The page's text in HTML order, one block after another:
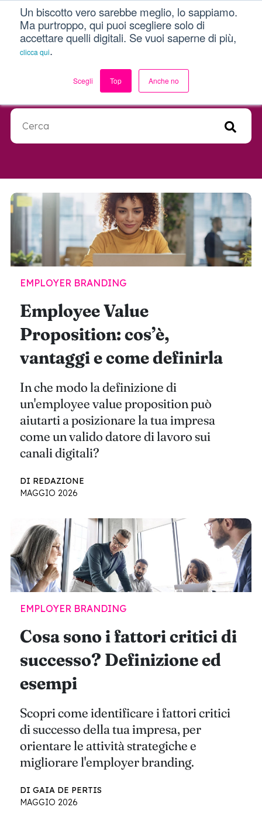
Un biscotto vero sarebbe meglio, lo sappiamo.
Ma purtroppo, qui puoi scegliere solo di
accettare quelli digitali. Se vuoi saperne di più,
clicca qui.
Scegli Top Anche no
Menu
Dici Davvero?!
Più di un semplice blog.
Questo è un campo di ricerca con una funzionalità di
EMPLOYER BRANDING
Employee Value
Proposition: cos’è,
vantaggi e come definirla
In che modo la definizione di
un'employee value proposition può
aiutarti a posizionare la tua impresa
come un valido datore di lavoro sui
canali digitali?
DI REDAZIONE
MAGGIO 2026
EMPLOYER BRANDING
Cosa sono i fattori critici di
successo? Definizione ed
esempi
Scopri come identificare i fattori critici
di successo della tua impresa, per
orientare le attività strategiche e
migliorare l'employer branding.
DI GAIA DE PERTIS
MAGGIO 2026